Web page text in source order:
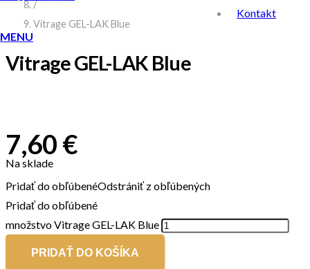
Kontakt
MENU
/
Vitrage GEL-LAK Blue
Vitrage GEL-LAK Blue
7,60€
Na sklade
Pridať do obľúbenéOdstrániť z obľúbených
Pridať do obľúbené
množstvo Vitrage GEL-LAK Blue
PRIDAŤ DO KOŠÍKA